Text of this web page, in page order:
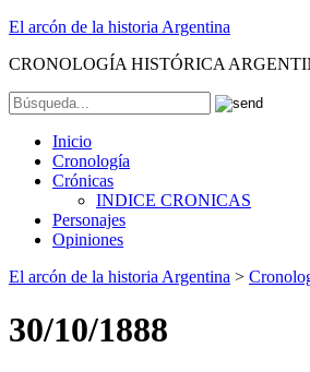
El arcón de la historia Argentina
CRONOLOGÍA HISTÓRICA
Inicio
Cronología
Crónicas
INDICE CRONICAS
Personajes
Opiniones
El arcón de la historia Argentina >
30/10/1888